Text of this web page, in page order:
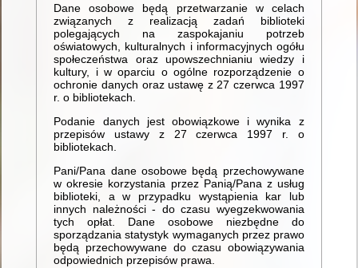
Dane osobowe będą przetwarzanie w celach
związanych z realizacją zadań biblioteki
polegających na zaspokajaniu potrzeb
oświatowych, kulturalnych i informacyjnych ogółu
społeczeństwa oraz upowszechnianiu wiedzy i
kultury, i w oparciu o ogólne rozporządzenie o
ochronie danych oraz ustawę z 27 czerwca 1997
r. o bibliotekach.
Podanie danych jest obowiązkowe i wynika z
przepisów ustawy z 27 czerwca 1997 r. o
bibliotekach.
Pani/Pana dane osobowe będą przechowywane
w okresie korzystania przez Panią/Pana z usług
biblioteki, a w przypadku wystąpienia kar lub
innych należności - do czasu wyegzekwowania
tych opłat. Dane osobowe niezbędne do
sporządzania statystyk wymaganych przez prawo
będą przechowywane do czasu obowiązywania
odpowiednich przepisów prawa.